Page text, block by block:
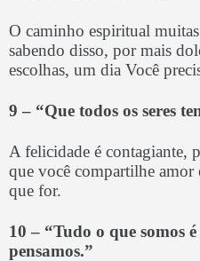
O caminho espiritual
sabendo disso, por mais
escolhas, um dia Você
9 – “Que todos os seres
A felicidade é contagiante,
que você compartilhe
que for.
10 – “Tudo o que somos
pensamos.”